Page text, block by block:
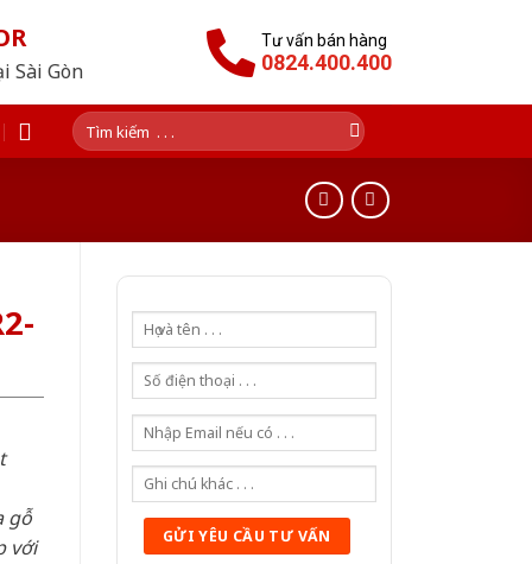
Sài Gòn
Tư vấn bán hàng
0824.400.400
Tìm
kiếm:
gỗ
với